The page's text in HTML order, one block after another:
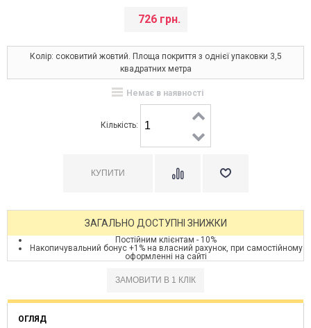
726 грн.
Колір: соковитий жовтий. Площа покриття з однієї упаковки 3,5
квадратних метра
Немає в наявності
Кількість:
ЗАГАЛЬНО ДОСТУПНІ ЗНИЖКИ
Постійним клієнтам - 10%
Накопичувальний бонус +1% на власний рахунок, при самостійному
оформленні на сайті
ОГЛЯД